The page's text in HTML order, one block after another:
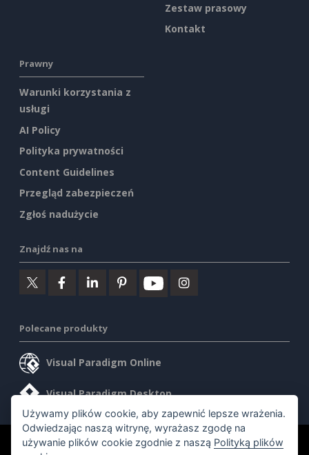
Zestaw prasowy
Kontakt
Prawny
Warunki korzystania z
usługi
AI Policy
Polityka prywatności
Content Guidelines
Przegląd zabezpieczeń
Zgłoś nadużycie
Znajdź nas na
Polecane produkty
Visual Paradigm Online
Visual Paradigm Desktop
©2026 by Visual Paradigm. Wszelkie prawa zastrzeżone.
Używamy plików cookie, aby zapewnić lepsze wrażenia.
Odwiedzając naszą witrynę, wyrażasz zgodę na
używanie plików cookie zgodnie z naszą Polityką plików